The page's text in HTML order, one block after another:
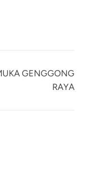
GENGGONG
RAYA